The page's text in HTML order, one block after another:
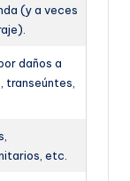
(y a veces
daños a
transeúntes,
etc.